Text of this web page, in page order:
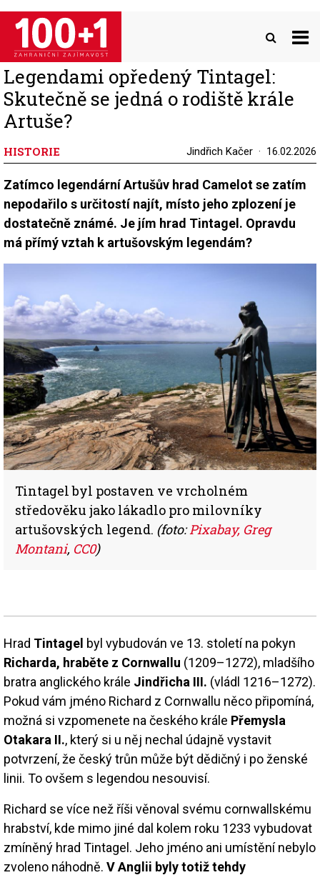
Přejít
hlavnímu
obsahu
Legendami opředený Tintagel:
Skutečně se jedná o rodiště krále
Artuše?
HISTORIE Jindřich Kačer 16.02.2026
Zatímco legendární Artušův hrad Camelot se zatím
nepodařilo s určitostí najít, místo jeho zplození je
dostatečně známé. Je jím hrad Tintagel. Opravdu
má přímý vztah k artušovským legendám?
Tintagel byl postaven ve vrcholném
středověku jako lákadlo pro milovníky
artušovských legend. (foto:Pixabay, Greg
Montani, CC0)
Hrad Tintagel byl vybudován ve 13. století na pokyn
Richarda, hraběte z Cornwallu (1209–1272), mladšího
bratra anglického krále Jindřicha III. (vládl 1216–1272).
Pokud vám jméno Richard z Cornwallu něco připomíná,
možná si vzpomenete na českého krále Přemysla
Otakara II., který si u něj nechal údajně vystavit
potvrzení, že český trůn může být dědičný i po ženské
linii. To ovšem s legendou nesouvisí.
Richard se více než říši věnoval svému cornwallskému
hrabství, kde mimo jiné dal kolem roku 1233 vybudovat
zmíněný hrad Tintagel. Jeho jméno ani umístění nebylo
zvoleno náhodně. V Anglii byly totiž tehdy